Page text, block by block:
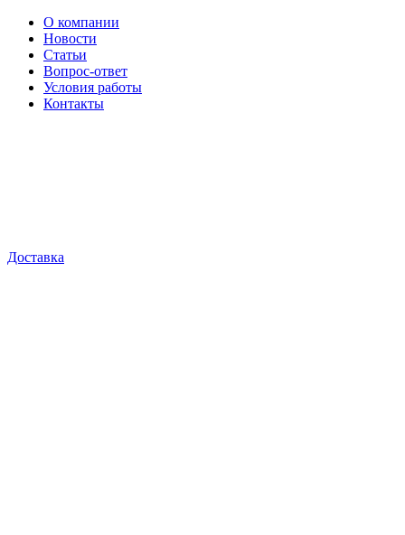
О компании
Новости
Статьи
Вопрос-ответ
Условия работы
Контакты
Доставка